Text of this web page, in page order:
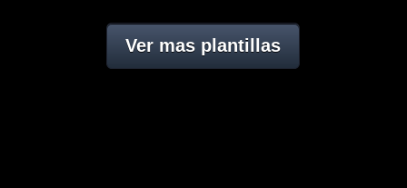
Ver mas plantillas